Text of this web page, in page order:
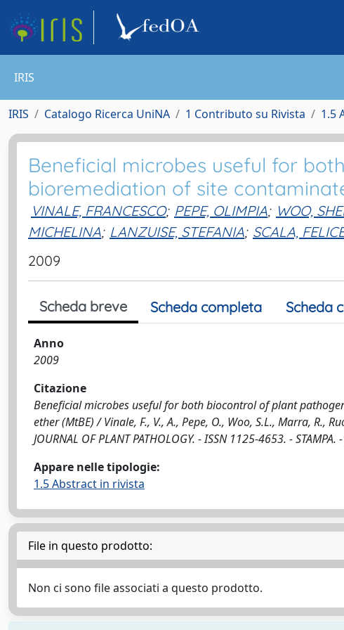
IRIS
IRIS Catalogo Ricerca UniNA 1 Contributo su Rivista 1.5
Beneficial microbes useful for
bioremediation of site
VINALE, FRANCESCO; PEPE, OLIMPIA; WOO,
MICHELINA; LANZUISE, STEFANIA; SCALA,
2009
Scheda breve Scheda completa Scheda
Anno
2009
Citazione
Beneficial microbes useful for both biocontrol of plant
ether (MtBE) / Vinale, F., V., A., Pepe, O., Woo, S.L., Marra, R.,
JOURNAL OF PLANT PATHOLOGY. - ISSN 1125-4653. -
Appare nelle tipologie:
1.5 Abstract in rivista
File in questo prodotto:
Non ci sono file associati a questo prodotto.